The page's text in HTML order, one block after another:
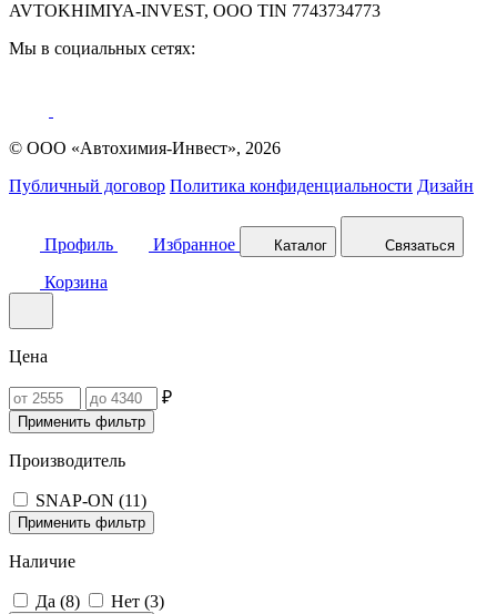
AVTOKHIMIYA-INVEST, OOO TIN 7743734773
Мы в социальных сетях:
© ООО «Автохимия-Инвест», 2026
Публичный договор Политика конфиденциальности Дизайн
Профиль Избранное Каталог Связаться
Корзина
Цена
₽
Применить фильтр
Производитель
SNAP-ON (11)
Применить фильтр
Наличие
Да (8) Нет (3)